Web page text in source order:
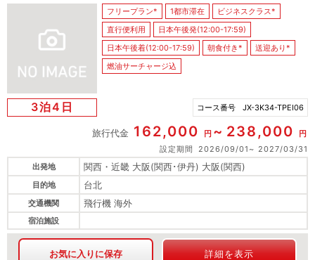
フリープラン* 1都市滞在
ビジネスクラス*
直行便利用
日本午後発(12:00-17:59)
日本午後着(12:00-17:59)
朝食付き*
送迎あり*
燃油サーチャージ込
3泊4日 コース番号 JX-3K34-TPEI06
旅行代金 162,000 円 238,000
円
設定期間
2026/09/01
2027/03/31
出発地
関西・近畿 大阪(関西･伊丹) 大阪(関西)
目的地 台北
交通機関 飛行機 海外
宿泊施設
お気に入りに保存 詳細を表示